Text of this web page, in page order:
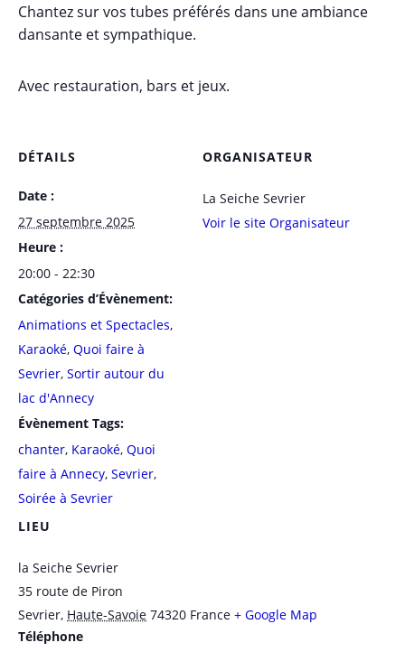
Chantez sur vos tubes préférés dans une ambiance
dansante et sympathique.
Avec restauration, bars et jeux.
DÉTAILS
Date :
27 septembre 2025
Heure :
20:00 - 22:30
Catégories d’Évènement:
Animations et Spectacles,
Karaoké, Quoi faire à
Sevrier, Sortir autour du
lac d'Annecy
Évènement Tags:
chanter, Karaoké, Quoi
faire à Annecy, Sevrier,
Soirée à Sevrier
LIEU
la Seiche Sevrier
35 route de Piron
Sevrier, Haute-Savoie 74320 France + Google Map
Téléphone
ORGANISATEUR
La Seiche Sevrier
Voir le site Organisateur